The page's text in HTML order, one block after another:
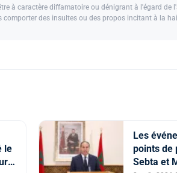
à caractère diffamatoire ou dénigrant à l'égard de
des insultes ou des propos incitant à la
le
Les
points de
Sebta et